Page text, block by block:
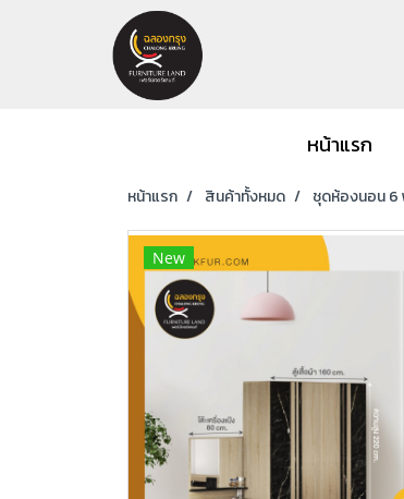
หน้าแรก
หน้าแรก สินค้าทั้งหมด ชุดห้องนอน 6
New